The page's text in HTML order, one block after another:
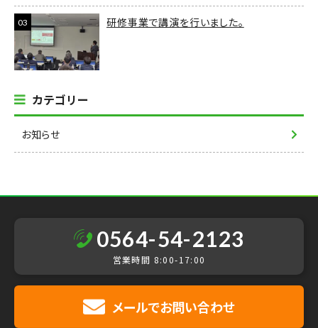
研修事業で講演を行いました。
カテゴリー
お知らせ
0564-54-2123
営業時間 8:00-17:00
メールでお問い合わせ